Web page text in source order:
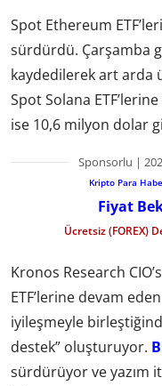
Spot Ethereum
sürdürdü. Çarşamba
kaydedilerek art arda
Spot Solana
ise 10,6 milyon dolar
Sponsorlu |
Kripto Para
Fiyat
Ücretsiz (FOREX)
Kronos Research
ETF’lerine devam
iyileşmeyle
destek” oluşturuyor.
sürdürüyor ve yazım